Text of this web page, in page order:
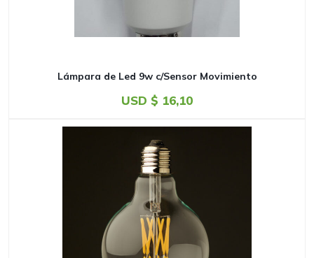
Lámpara de Led 9w c/Sensor Movimiento
USD $ 16,10